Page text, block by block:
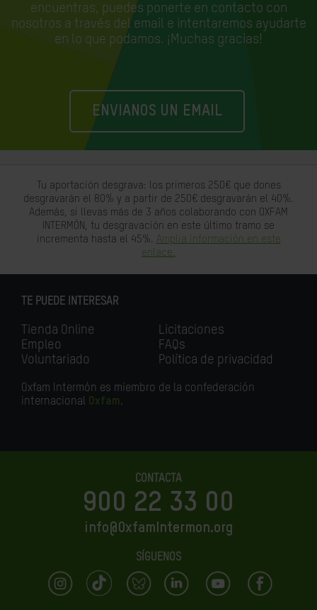
encuentras, puedes ponerte en contacto con
nosotros a través del email e intentaremos ayudarte
en lo que podamos. ¡Muchas gracias!
ENVIANOS UN EMAIL
Tu aportación desgrava: los primeros 250€ que dones
desgravarán el 80% y a partir de 250€ desgravarán el 40%.
Además, si llevas más de 3 años colaborando con OXFAM
INTERMÓN, tu desgravación en este último tramo se
incrementa hasta el 45%. Amplia información en este
enlace.
TE PUEDE INTERESAR
Tienda Online
Empleo
Voluntariado
Licitaciones
FAQs
Política de privacidad
Oxfam Intermón es miembro de la confederación
internacional Oxfam.
CONTACTA
900 22 33 00
info@OxfamIntermon.org
SÍGUENOS